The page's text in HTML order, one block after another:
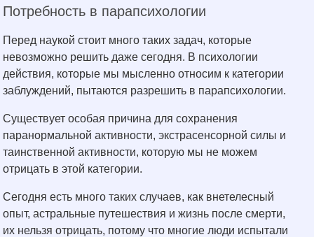
Потребность в парапсихологии
Перед наукой стоит много таких задач, которые
невозможно решить даже сегодня. В психологии
действия, которые мы мысленно относим к категории
заблуждений, пытаются разрешить в парапсихологии.
Существует особая причина для сохранения
паранормальной активности, экстрасенсорной силы и
таинственной активности, которую мы не можем
отрицать в этой категории.
Сегодня есть много таких случаев, как внетелесный
опыт, астральные путешествия и жизнь после смерти,
их нельзя отрицать, потому что многие люди испытали